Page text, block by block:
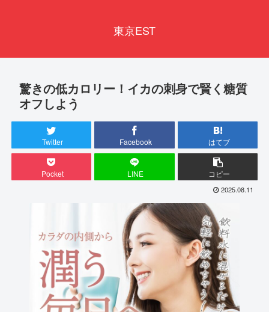
東京EST
驚きの低カロリー！イカの刺身で賢く糖質
オフしよう
Twitter Facebook はてブ
Pocket LINE コピー
2025.08.11